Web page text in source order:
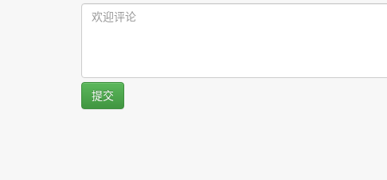
提交